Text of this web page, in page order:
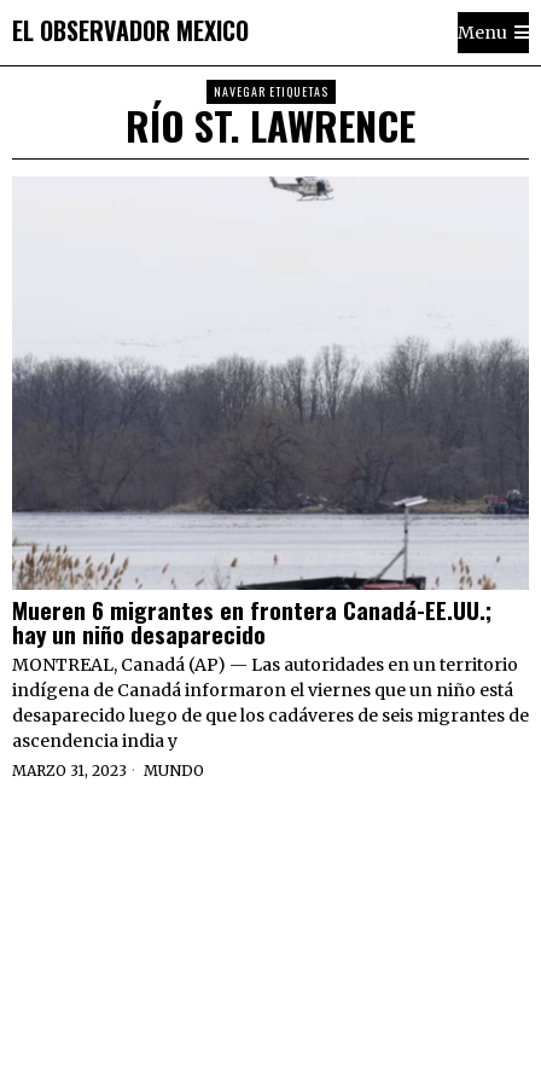
EL OBSERVADOR MEXICO Menu
NAVEGAR ETIQUETAS
RÍO ST. LAWRENCE
Mueren 6 migrantes en frontera Canadá-EE.UU.;
hay un niño desaparecido
MONTREAL, Canadá (AP) — Las autoridades en un territorio
indígena de Canadá informaron el viernes que un niño está
desaparecido luego de que los cadáveres de seis migrantes de
ascendencia india y
MARZO 31, 2023 MUNDO